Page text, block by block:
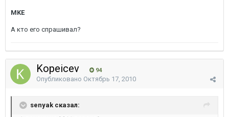
MKE
А кто его спрашивал?
Kopeicev 94
Опубликовано Октябрь 17, 2010
senyak сказал: